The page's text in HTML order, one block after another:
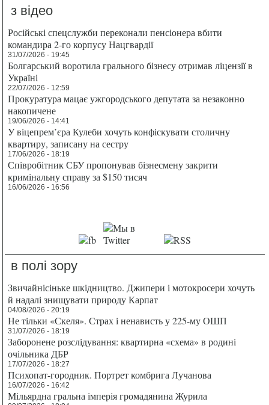
з відео
Російські спецслужби переконали пенсіонера вбити
командира 2-го корпусу Нацгвардії
31/07/2026 - 19:45
Болгарський воротила грального бізнесу отримав ліцензії в
Україні
22/07/2026 - 12:59
Прокуратура мацає ужгородського депутата за незаконно
накопичене
19/06/2026 - 14:41
У віцепрем’єра Кулеби хочуть конфіскувати столичну
квартиру, записану на сестру
17/06/2026 - 18:19
Співробітник СБУ пропонував бізнесмену закрити
кримінальну справу за $150 тисяч
16/06/2026 - 16:56
в полі зору
Звичайнісіньке шкідництво. Джипери і мотокросери хочуть
й надалі знищувати природу Карпат
04/08/2026 - 20:19
Не тільки «Скеля». Страх і ненависть у 225-му ОШП
31/07/2026 - 18:19
Заборонене розслідування: квартирна «схема» в родині
очільника ДБР
17/07/2026 - 18:27
Психопат-городник. Портрет комбрига Лучанова
16/07/2026 - 16:42
Мільярдна гральна імперія громадянина Журила